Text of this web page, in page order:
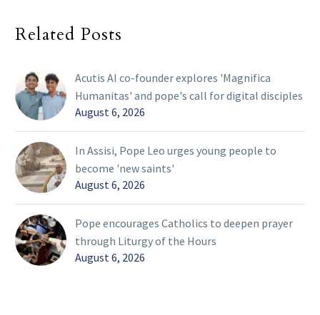
Related Posts
Acutis AI co-founder explores 'Magnifica
Humanitas' and pope's call for digital disciples
August 6, 2026
In Assisi, Pope Leo urges young people to
become 'new saints'
August 6, 2026
Pope encourages Catholics to deepen prayer
through Liturgy of the Hours
August 6, 2026